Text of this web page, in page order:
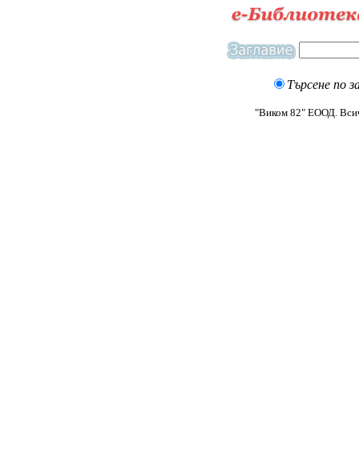
Търсене по
"Виком 82" ЕООД.